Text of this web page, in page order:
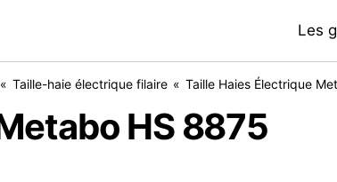
Les
Taille-haie électrique filaire
HS 8875